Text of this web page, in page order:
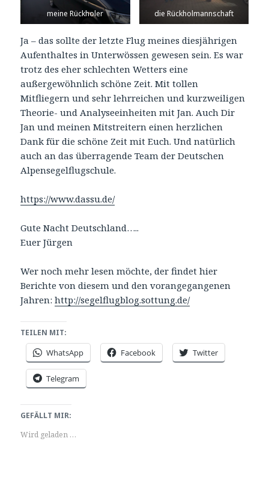
meine Rückholer die Rückholmannschaft
Ja – das sollte der letzte Flug meines diesjährigen
Aufenthaltes in Unterwössen gewesen sein. Es war
trotz des eher schlechten Wetters eine
außergewöhnlich schöne Zeit. Mit tollen
Mitfliegern und sehr lehrreichen und kurzweiligen
Theorie- und Analyseeinheiten mit Jan. Auch Dir
Jan und meinen Mitstreitern einen herzlichen
Dank für die schöne Zeit mit Euch. Und natürlich
auch an das überragende Team der Deutschen
Alpensegelflugschule.
https://www.dassu.de/
Gute Nacht Deutschland…..
Euer Jürgen
Wer noch mehr lesen möchte, der findet hier
Berichte von diesem und den vorangegangenen
Jahren:http://segelflugblog.sottung.de/
TEILEN MIT:
WhatsApp Facebook Twitter
Telegram
GEFÄLLT MIR:
Wird geladen …